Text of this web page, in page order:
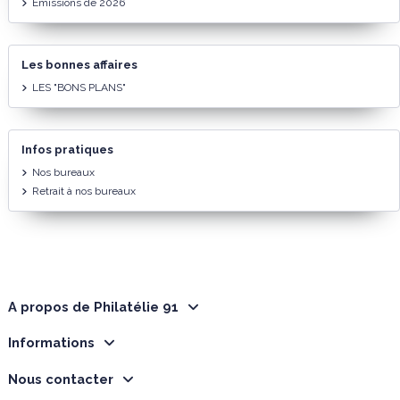
Émissions de 2026
Les bonnes affaires
LES "BONS PLANS"
Infos pratiques
Nos bureaux
Retrait à nos bureaux
A propos de Philatélie 91
Informations
Nous contacter